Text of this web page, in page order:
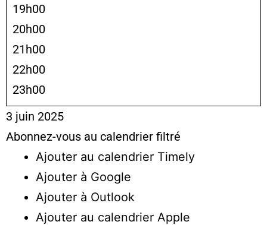
19h00
20h00
21h00
22h00
23h00
3 juin 2025
Abonnez-vous au calendrier filtré
Ajouter au calendrier Timely
Ajouter à Google
Ajouter à Outlook
Ajouter au calendrier Apple